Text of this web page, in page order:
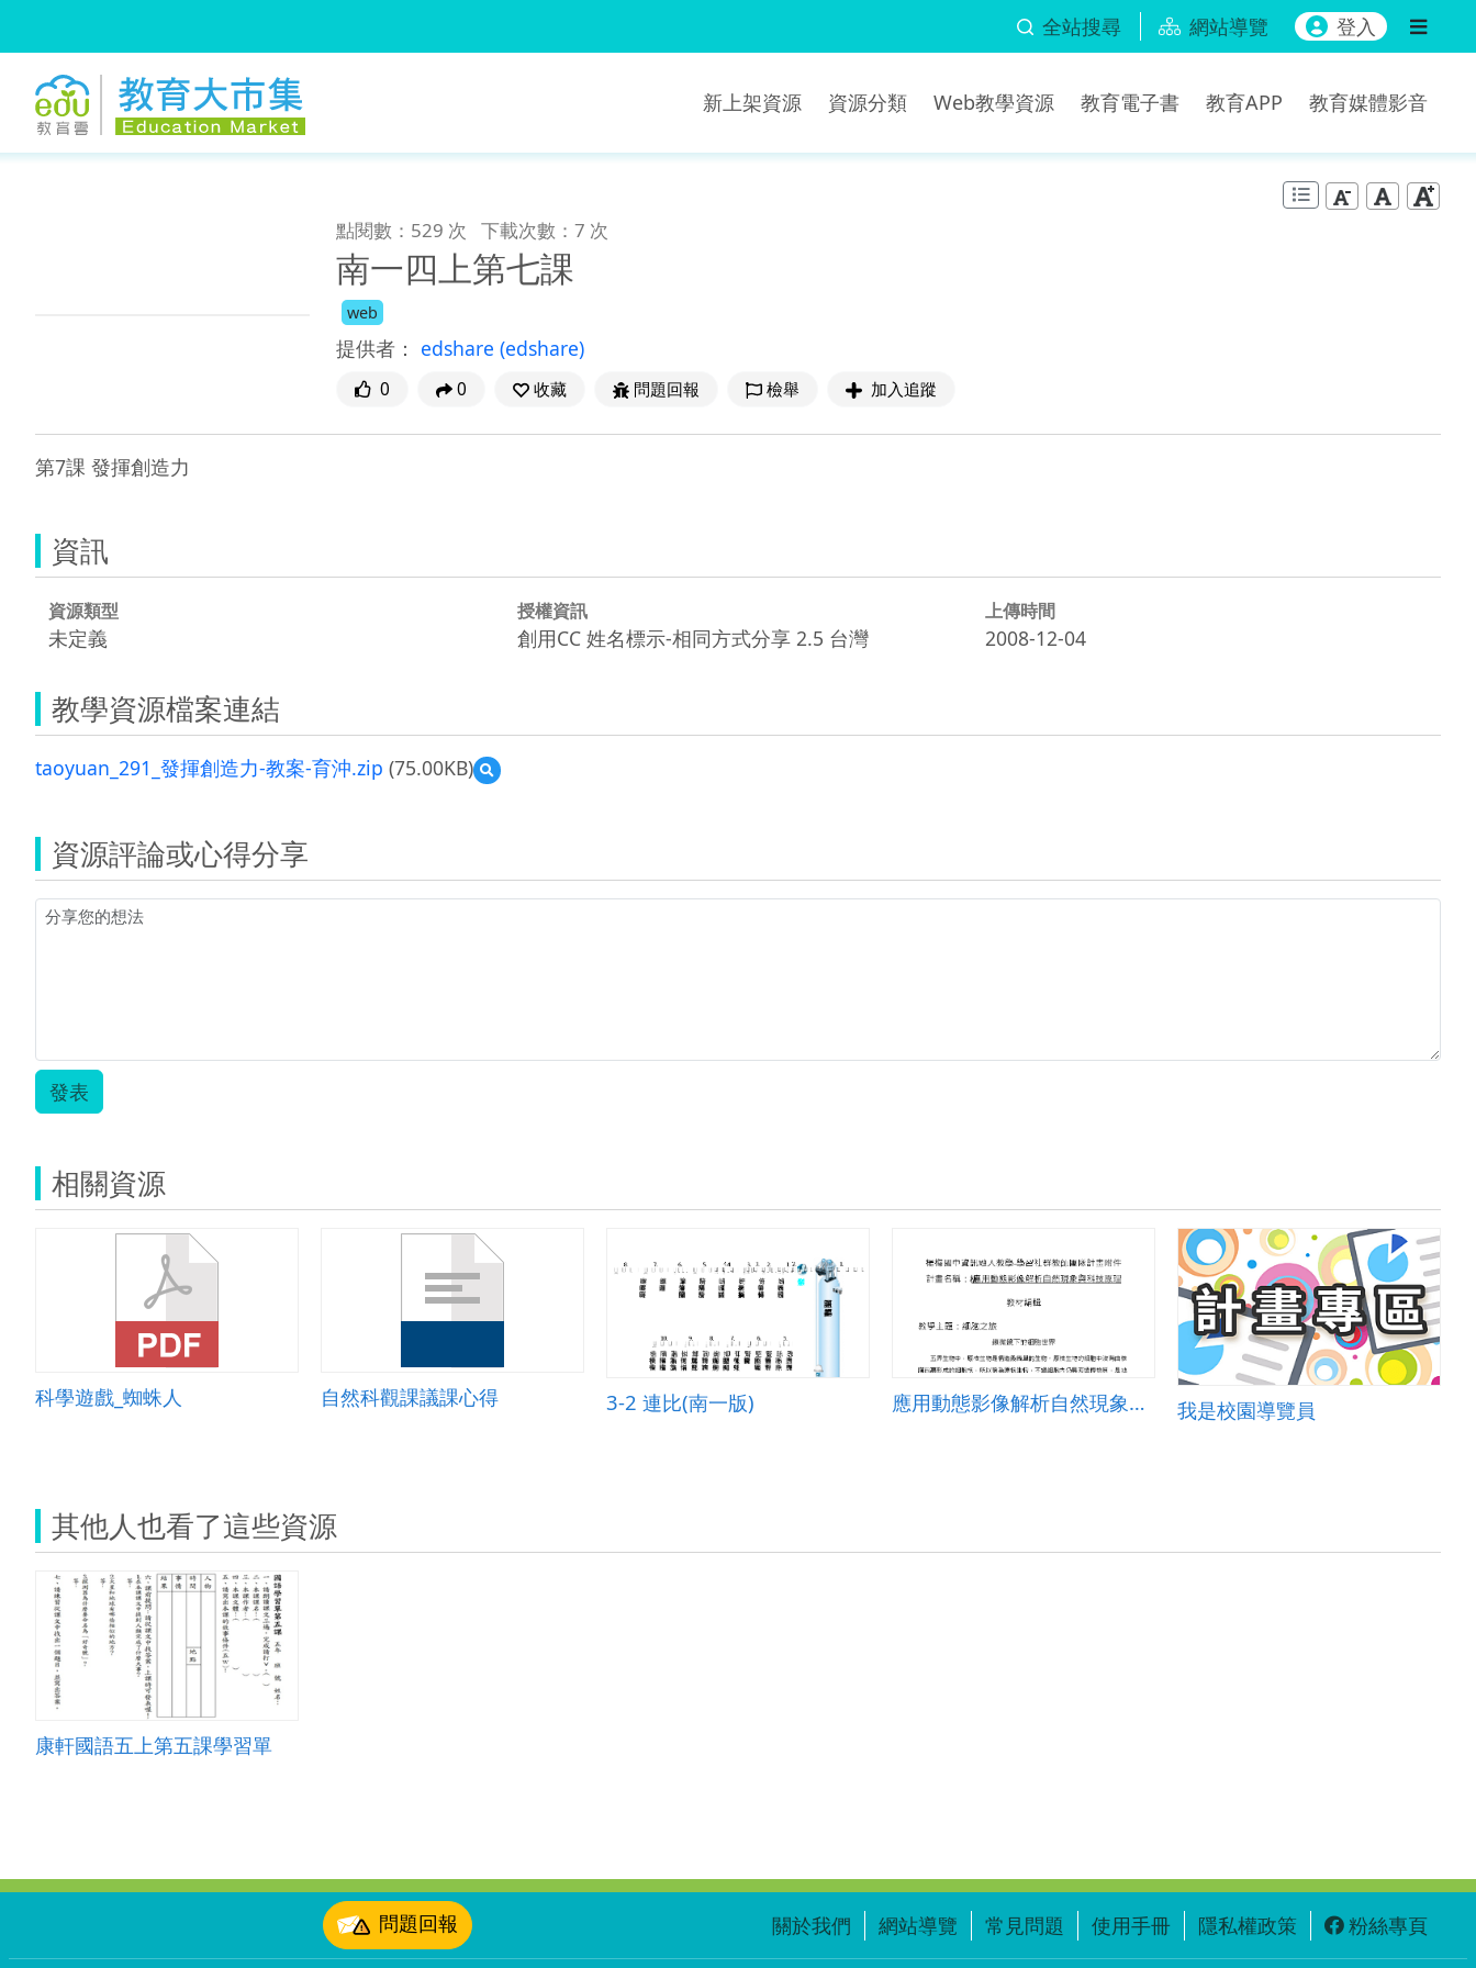
全站搜尋 網站導覽 登入
新上架資源 資源分類 Web教學資源 教育電子書 教育APP 教育媒體影音
點閱數：529 次 下載次數：7 次
南一四上第七課
web
提供者： edshare (edshare)
0 0 收藏 問題回報 檢舉 加入追蹤
第7課 發揮創造力
資訊
資源類型
未定義
授權資訊
創用CC 姓名標示-相同方式分享 2.5 台灣
上傳時間
2008-12-04
教學資源檔案連結
taoyuan_291_發揮創造力-教案-育沖.zip (75.00KB)
預
覽
造
資源評論或心得分享
發表
相關資源
科學遊戲_蜘蛛人 自然科觀課議課心得 3-2 連比(南一版) 應用動態影像解析自然現象與科技原理(第二期) 我是校園導覽員
其他人也看了這些資源
康軒國語五上第五課學習單
問題回報 關於我們 網站導覽 常見問題 使用手冊 隱私權政策 粉絲專頁